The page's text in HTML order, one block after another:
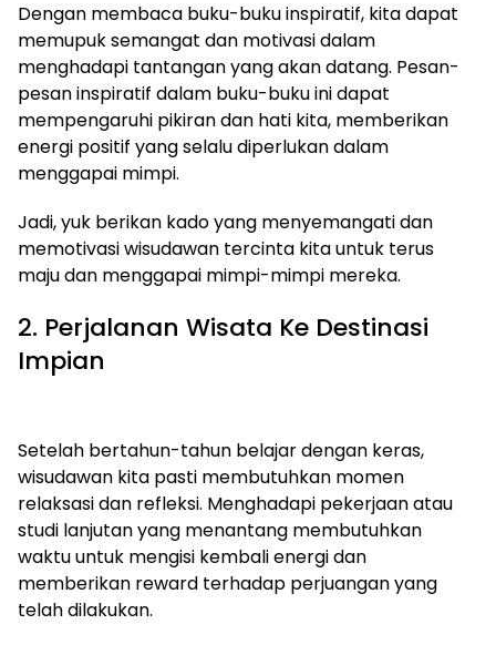
Dengan membaca buku-buku inspiratif, kita dapat
memupuk semangat dan motivasi dalam
menghadapi tantangan yang akan datang. Pesan-
pesan inspiratif dalam buku-buku ini dapat
mempengaruhi pikiran dan hati kita, memberikan
energi positif yang selalu diperlukan dalam
menggapai mimpi.
Jadi, yuk berikan kado yang menyemangati dan
memotivasi wisudawan tercinta kita untuk terus
maju dan menggapai mimpi-mimpi mereka.
2. Perjalanan Wisata Ke Destinasi
Impian
Setelah bertahun-tahun belajar dengan keras,
wisudawan kita pasti membutuhkan momen
relaksasi dan refleksi. Menghadapi pekerjaan atau
studi lanjutan yang menantang membutuhkan
waktu untuk mengisi kembali energi dan
memberikan reward terhadap perjuangan yang
telah dilakukan.